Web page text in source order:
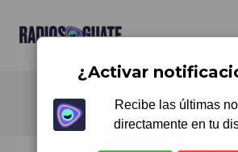
Radios Guate
¿Activar
Recibe las últimas
directamente en tu